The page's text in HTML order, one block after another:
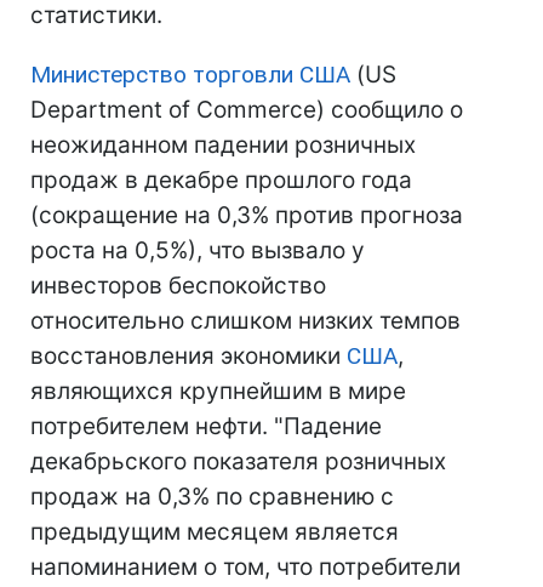
статистики.
Министерство торговли США (US
Department of Commerce) сообщило о
неожиданном падении розничных
продаж в декабре прошлого года
(сокращение на 0,3% против прогноза
роста на 0,5%), что вызвало у
инвесторов беспокойство
относительно слишком низких темпов
восстановления экономики США,
являющихся крупнейшим в мире
потребителем нефти. "Падение
декабрьского показателя розничных
продаж на 0,3% по сравнению с
предыдущим месяцем является
напоминанием о том, что потребители